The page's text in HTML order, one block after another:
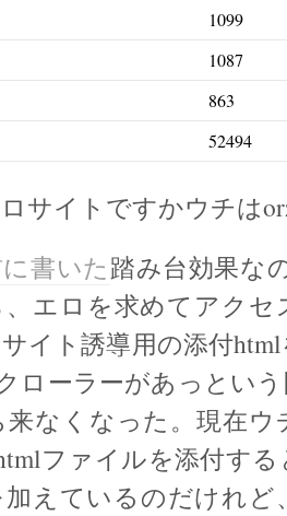
1099
1087
863
52494
サイトですかウチは
書いた踏み台効果な
エロを求めてアクセ
イト誘導用の添付
ローラーがあっとい
来なくなった。現在
ファイルを添付す
えているのだけれど